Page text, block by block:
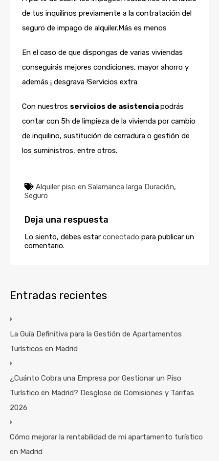
de tus inquilinos previamente a la contratación del
seguro de impago de alquiler.Más es menos
En el caso de que dispongas de varias viviendas
conseguirás mejores condiciones, mayor ahorro y
además ¡ desgrava !Servicios extra
Con nuestros servicios de asistenciapodrás
contar con 5h de limpieza de la vivienda por cambio
de inquilino, sustitución de cerradura o gestión de
los suministros, entre otros.
Alquiler piso en Salamanca larga Duración,
Seguro
Deja una respuesta
Lo siento, debes estar conectado para publicar un
comentario.
Entradas recientes
La Guía Definitiva para la Gestión de Apartamentos
Turísticos en Madrid
¿Cuánto Cobra una Empresa por Gestionar un Piso
Turístico en Madrid? Desglose de Comisiones y Tarifas
2026
Cómo mejorar la rentabilidad de mi apartamento turístico
en Madrid